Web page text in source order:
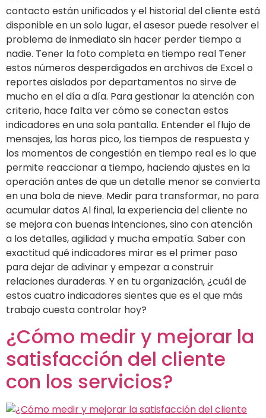
contacto están unificados y el historial del cliente está
disponible en un solo lugar, el asesor puede resolver el
problema de inmediato sin hacer perder tiempo a
nadie. Tener la foto completa en tiempo real Tener
estos números desperdigados en archivos de Excel o
reportes aislados por departamentos no sirve de
mucho en el día a día. Para gestionar la atención con
criterio, hace falta ver cómo se conectan estos
indicadores en una sola pantalla. Entender el flujo de
mensajes, las horas pico, los tiempos de respuesta y
los momentos de congestión en tiempo real es lo que
permite reaccionar a tiempo, haciendo ajustes en la
operación antes de que un detalle menor se convierta
en una bola de nieve. Medir para transformar, no para
acumular datos Al final, la experiencia del cliente no
se mejora con buenas intenciones, sino con atención
a los detalles, agilidad y mucha empatía. Saber con
exactitud qué indicadores mirar es el primer paso
para dejar de adivinar y empezar a construir
relaciones duraderas. Y en tu organización, ¿cuál de
estos cuatro indicadores sientes que es el que más
trabajo cuesta controlar hoy?
¿Cómo medir y mejorar la
satisfacción del cliente
con los servicios?